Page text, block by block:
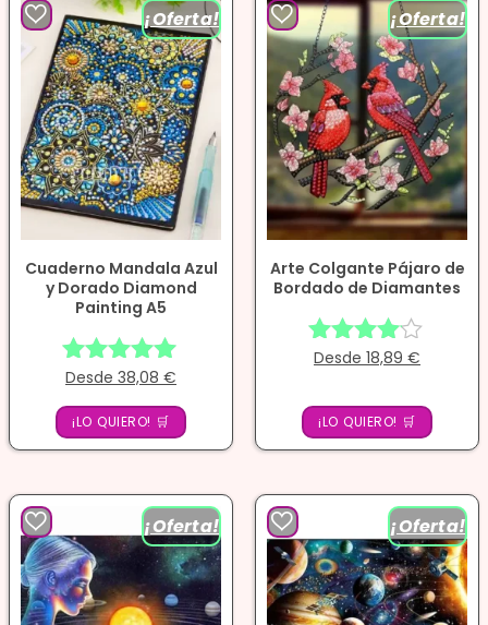
¡Oferta!
Cuaderno Mandala Azul
y Dorado Diamond
Painting A5
Valorado
con
4.88
de 5
Desde 38,08 €
¡LO QUIERO! 🛒
¡Oferta!
Arte Colgante Pájaro de
Bordado de Diamantes
Valorado
4.00
de 5
Desde 18,89 €
¡LO QUIERO! 🛒
¡Oferta! ¡Oferta!